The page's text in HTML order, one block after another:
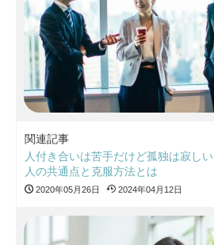
関連記事
人付き合いは苦手だけど孤独は寂し
人の共通点と克服方法とは
2020年05月26日 2024年04月12日